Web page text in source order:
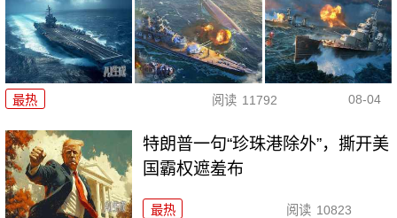
最热 阅读 11792 08-04
特朗普一句“珍珠港除外”，撕开美
国霸权遮羞布
最热 阅读 10823